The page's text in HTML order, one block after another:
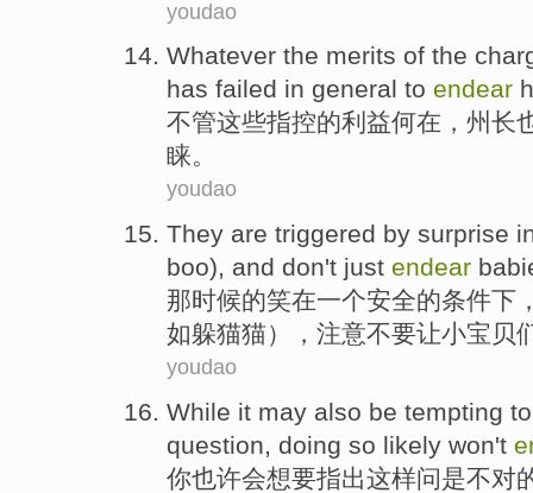
youdao
Whatever the merits of the
has failed in general to endear
不管这些指控的利益何在， 州长
睐。
youdao
They are triggered by surprise
boo), and don't just endear
那时候的笑在一个安全的条件下
如躲猫猫），注意不要让小宝贝
youdao
While it may also be tempting to
question, doing so likely won't
你也许会想要指出这样问是不对